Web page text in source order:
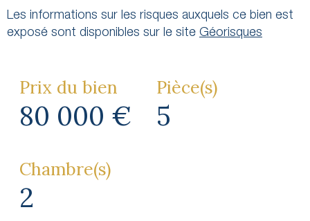
Les informations sur les risques auxquels ce bien est
exposé sont disponibles sur le site Géorisques
Prix du bien
80 000 €
Pièce(s)
5
Chambre(s)
2